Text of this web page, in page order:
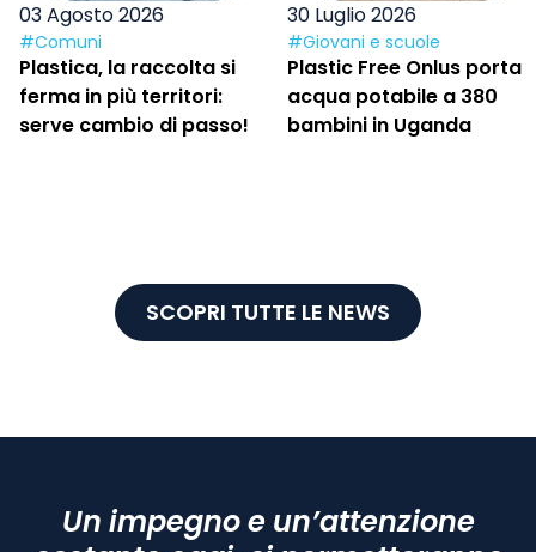
03 Agosto 2026
#Comuni
Plastica, la raccolta si
ferma in più territori:
serve cambio di passo!
30 Luglio 2026
#Giovani e scuole
Plastic Free Onlus porta
acqua potabile a 380
bambini in Uganda
SCOPRI TUTTE LE NEWS
Un impegno e un’attenzione